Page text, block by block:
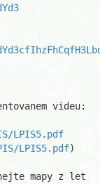
videu:
LPIS5.pdf
LPIS5.pdf)
mapy z let